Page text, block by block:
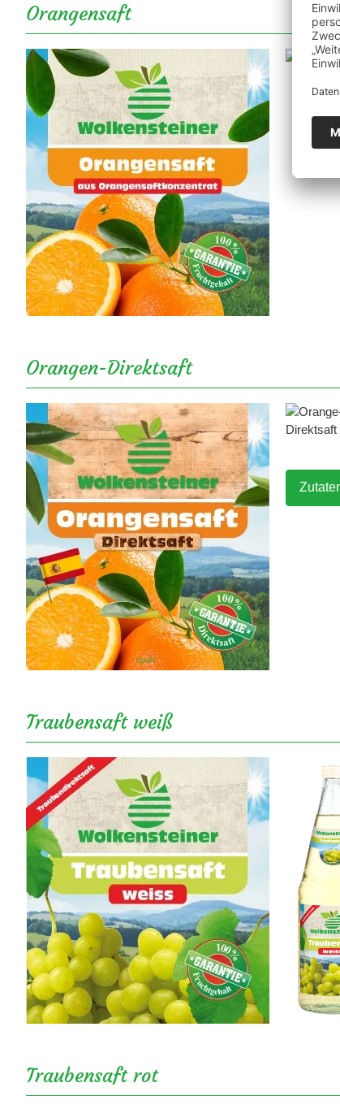
Orangensaft
Orangen-Direktsaft
Traubensaft weiß
Traubensaft rot